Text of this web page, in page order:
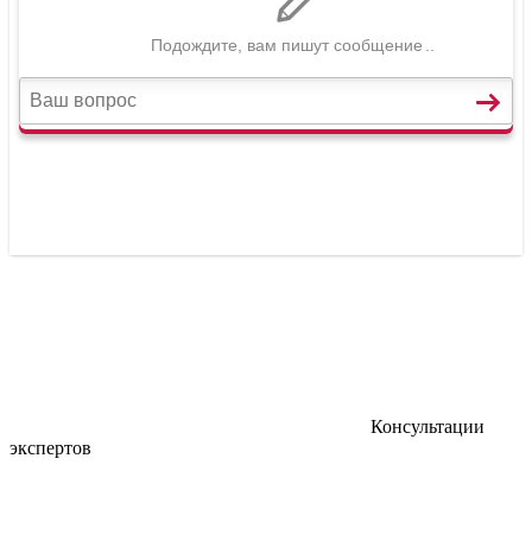
Консультации
экспертов